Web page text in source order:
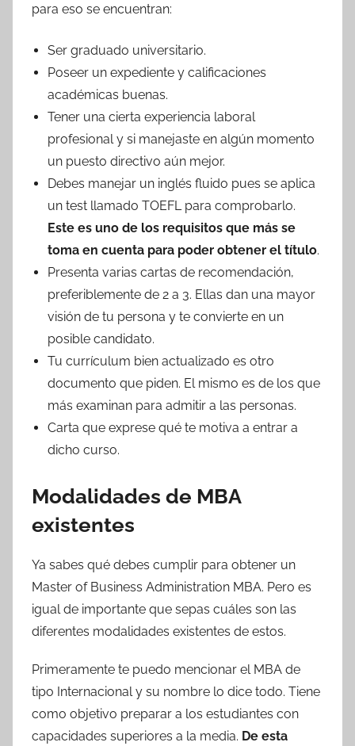
para eso se encuentran:
Ser graduado universitario.
Poseer un expediente y calificaciones
académicas buenas.
Tener una cierta experiencia laboral
profesional y si manejaste en algún momento
un puesto directivo aún mejor.
Debes manejar un inglés fluido pues se aplica
un test llamado TOEFL para comprobarlo.
Este es uno de los requisitos que más se
toma en cuenta para poder obtener el título.
Presenta varias cartas de recomendación,
preferiblemente de 2 a 3. Ellas dan una mayor
visión de tu persona y te convierte en un
posible candidato.
Tu currículum bien actualizado es otro
documento que piden. El mismo es de los que
más examinan para admitir a las personas.
Carta que exprese qué te motiva a entrar a
dicho curso.
Modalidades de MBA
existentes
Ya sabes qué debes cumplir para obtener un
Master of Business Administration MBA. Pero es
igual de importante que sepas cuáles son las
diferentes modalidades existentes de estos.
Primeramente te puedo mencionar el MBA de
tipo Internacional y su nombre lo dice todo. Tiene
como objetivo preparar a los estudiantes con
capacidades superiores a la media. De esta